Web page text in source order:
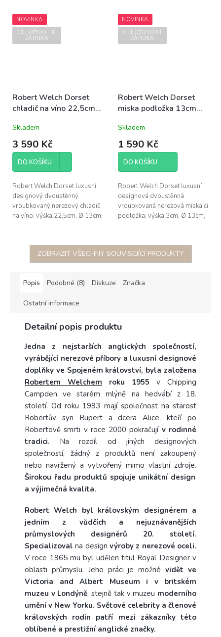
NOVINKA
CELOŽIVOTNÍ
ZÁRUKA
Robert Welch Dorset
chladič na víno 22,5cm
luxusní designový
Skladem
3 590 Kč
DO KOŠÍKU
Robert Welch Dorset luxusní
designový dvoustěnný
vroubkovaný nerezový chladič
na víno; výška 22,5cm, Ø 13cm,
balení.
NOVINKA
CELOŽIVOTNÍ
ZÁRUKA
Robert Welch Dorset
miska podložka 13cm
luxusní designová
Skladem
1 590 Kč
DO KOŠÍKU
Robert Welch Dorset luxusní
designová dvoustěnná
vroubkovaná nerezová miska či
podložka; výška 3cm, Ø 13cm,
balení.
ZOBRAZIT VŠECHNY SOUVISEJÍCÍ PRODUKTY
Popis Podobné (8) Diskuze Značka
Ostatní informace
Detailní popis produktu
Jedna z nejstarších anglických společností,
vyrábějící nerezové příbory a luxusní designové
doplňky ve Spojeném království, byla založena
Robertem Welchem roku 1955 v Chipping
Campden ve starém mlýně na hedvábí z 18.
století. Od roku 1993 mají společnost na starost
Robertův syn Rupert a dcera Alice, kteří po
Robertově smrti v roce 2000 pokračují v rodinné
tradici. Na rozdíl od jiných designových
společností, žádný z produktů není zakoupený
nebo navržený a vytvořený mimo vlastní zdroje.
Širokou řadu produktů spojuje unikátní design
a výjimečná kvalita.
Robert Welch byl královským designérem a
jedním z vůdčích a nejuznávanějších
průmyslových designérů 20. století.
Specializoval na design výroby z nerezové oceli.
V roce 1965 mu byl udělen titul Royal Designer v
oblasti průmyslu. Jeho práci je možné vidět ve
Victoria and Albert Museum i v britském
muzeu v Londýně, stejně tak v muzeu moderního
umění v New Yorku. Světové celebrity a členové
královských rodin patří mezi zákazníky této
oblíbené a prestižní anglické značky.